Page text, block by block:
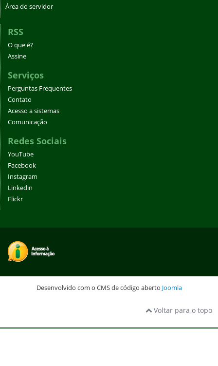
Área do servidor
RSS
O que é?
Assine
Serviços
Perguntas Frequentes
Contato
Acesso a sistemas
Comunicação
Redes Sociais
YouTube
Facebook
Instagram
Linkedin
Flickr
Desenvolvido com o CMS de código aberto Joomla
Voltar para o topo